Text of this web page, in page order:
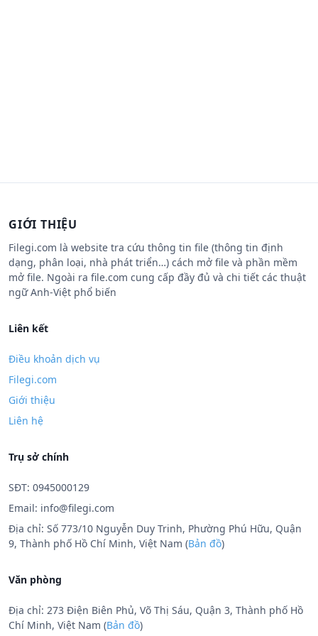
GIỚI THIỆU
Filegi.com là website tra cứu thông tin file (thông tin định
dạng, phân loại, nhà phát triển…) cách mở file và phần mềm
mở file. Ngoài ra file.com cung cấp đầy đủ và chi tiết các thuật
ngữ Anh-Việt phổ biến
Liên kết
Điều khoản dịch vụ
Filegi.com
Giới thiệu
Liên hệ
Trụ sở chính
SĐT: 0945000129
Email: info@filegi.com
Địa chỉ: Số 773/10 Nguyễn Duy Trinh, Phường Phú Hữu, Quận
9, Thành phố Hồ Chí Minh, Việt Nam (Bản đồ)
Văn phòng
Địa chỉ: 273 Điện Biên Phủ, Võ Thị Sáu, Quận 3, Thành phố Hồ
Chí Minh, Việt Nam (Bản đồ)